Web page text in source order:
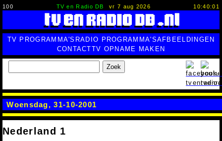
100 TV en Radio DB vr 7 aug 2026 10:40:02
TV PROGRAMMA'S RADIO PROGRAMMA'SAFBEELDINGEN
CONTACTTV OPNAME MAKEN
Zoek
Woensdag, 31-10-2001
Nederland 1